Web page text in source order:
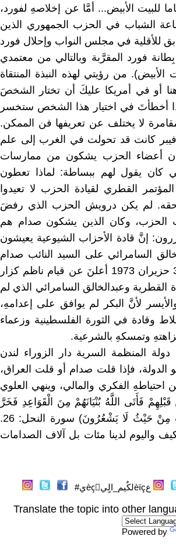
للبيت الأبيض... أمَّا عن إخلاصهِ لفورد،
الشباب في الحزب الجمهوري الذين
للأقلية في مجلس النواب وإحلال فورد
فورد المقرَّبة وبالتالي من معتمدي
من رؤيتي لهذه النبذة المنتقاة
أو في أمريكا عليكَ أن تختار الشخصَ
أخطأتَ في اختيار هذا الشخص ستخسر
لا يختلف عن تعريفها فن الممكن.
كانت قد تحولت في الغرب إلى علم
أعضاء الحزب يشكون من ممارسات
كان يقول لهم ببساطة: لماذا تعطون
القطري لقيادة الحزب لا تعيدوا
لم يكن درويش الحزب الذي رفضَ
الحزب، وكان الذين يشكون صدام هم
إنَّ قادة الأحزاب الشيوعية يعيشون
السامرائي على السيد النائب صدام
حسين أن تكون له حياة لائقة به. وفي 30 حزيران 1973 أعلنَ عن قيام ناظم كزار
وعبدالخالق السامرائي الذي لم
لأنَّ البكر لم يوافق على إعدامهِ،
وقادة في الثورة الفلسطينية وزعماء
وتمسكهِ بالشرعية.
المنظمة السرية دار الزوراء لندن
الدولة، فإذا قلت صدام أو قلت العراق،
الفكري والمالي، وينهي العلوي
فَأَتَى اللَّهُ بُنْيَانَهُمْ مِنَ الْقَوَاعِدِ فَخَرَّ
عَلَيْهِمُ السَّقْفُ مِنْ فَوْقِهِمْ وَأَتَاهُمُ الْعَذَابُ مِنْ حَيْثُ لَا يَشْعُرُونَ) سورة النحل: 26.
واليوم لدينا مئات بل آلاف الصدامات
عèïçلكٌيم_الٍيèçٌي#
Translate the topic into other
Powered by